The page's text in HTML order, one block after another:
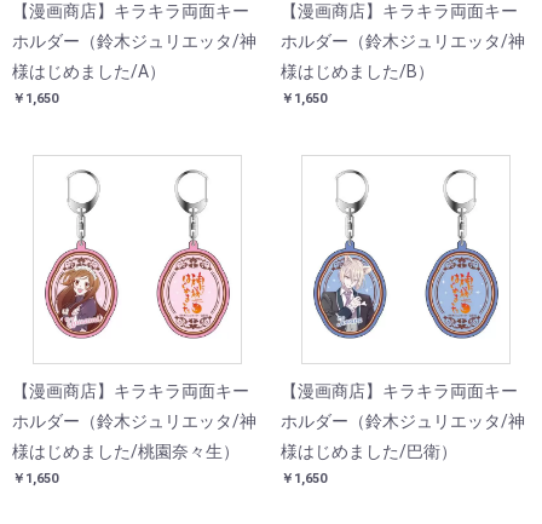
【漫画商店】キラキラ両面キー
ホルダー（鈴木ジュリエッタ/神
様はじめました/A）
￥1,650
【漫画商店】キラキラ両面キー
ホルダー（鈴木ジュリエッタ/神
様はじめました/B）
￥1,650
【漫画商店】キラキラ両面キー
ホルダー（鈴木ジュリエッタ/神
様はじめました/桃園奈々生）
￥1,650
【漫画商店】キラキラ両面キー
ホルダー（鈴木ジュリエッタ/神
様はじめました/巴衛）
￥1,650